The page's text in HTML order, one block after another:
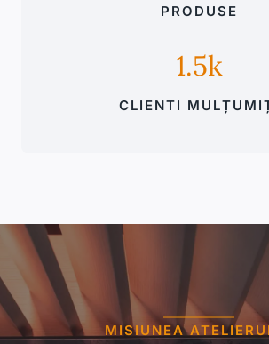
PRODUSE
1.5k
CLIENTI
MISIUNEA